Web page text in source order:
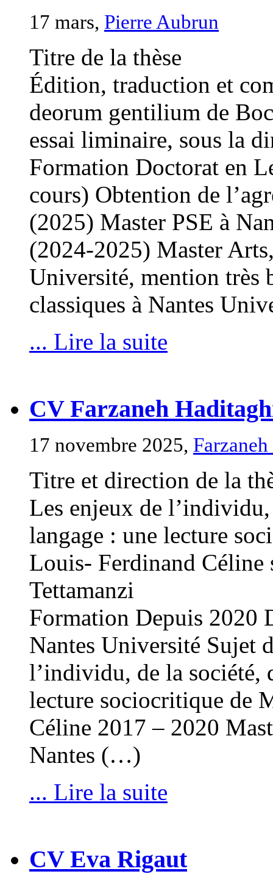
17 mars, Pierre Aubrun
Titre de la thèse
Édition, traduction et
deorum gentilium de
essai liminaire, sous la
Formation Doctorat en
cours) Obtention de
(2025) Master PSE à
(2024-2025) Master
Université, mention très
classiques à Nantes
... Lire la suite
CV Farzaneh
17 novembre 2025,
Titre et direction de la
Les enjeux de
langage : une lecture
Louis- Ferdinand Céline
Tettamanzi
Formation Depuis 2020
Nantes Université Sujet
l’individu, de la société,
lecture sociocritique de
Céline 2017 – 2020
Nantes (…)
... Lire la suite
CV Eva Rigaut